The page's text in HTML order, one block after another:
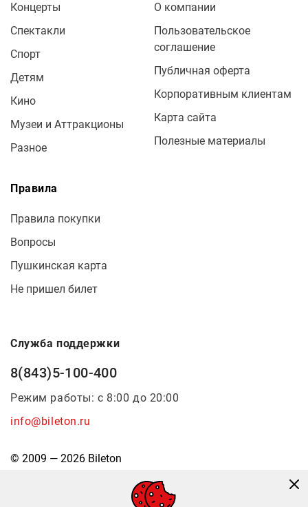
Концерты
Спектакли
Спорт
Детям
Кино
Музеи и Аттракционы
Разное
О компании
Пользовательское
соглашение
Публичная оферта
Корпоративным клиентам
Карта сайта
Полезные материалы
Правила
Правила покупки
Вопросы
Пушкинская карта
Не пришел билет
Служба поддержки
8(843)5-100-400
Режим работы: с 8:00 до 20:00
info@bileton.ru
© 2009 — 2026 Bileton